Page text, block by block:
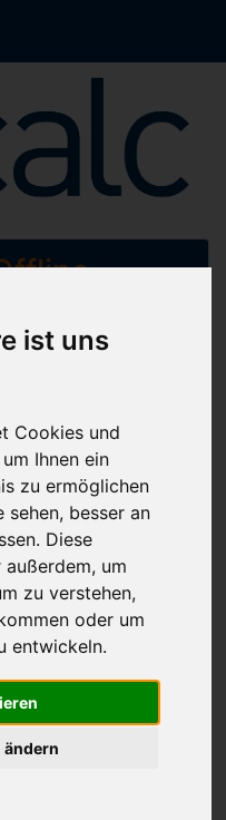
ist uns
Cookies und
Ihnen ein
zu ermöglichen
sehen, besser an
Diese
um
zu verstehen,
oder um
entwickeln.
ändern
Es werden
bearbeitet.
315 AF